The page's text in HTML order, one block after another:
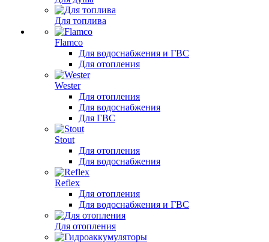
Для топлива
Flamco
Для водоснабжения и ГВС
Для отопления
Wester
Для отопления
Для водоснабжения
Для ГВС
Stout
Для отопления
Для водоснабжения
Reflex
Для отопления
Для водоснабжения и ГВС
Для отопления